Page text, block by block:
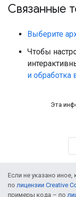
Связанные
Выберите
Чтобы
и обработка
Эта
Если не указано иное,
по лицензии Creative
примеры кода – по